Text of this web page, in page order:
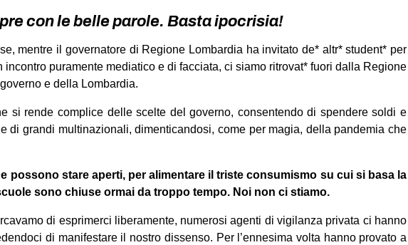
con le belle parole. Basta ipocrisia!
mentre il governatore di Regione Lombardia ha invitato de* altr* student* per
incontro puramente mediatico e di facciata, ci siamo ritrovat* fuori dalla Regione
e della Lombardia.
si rende complice delle scelte del governo, consentendo di spendere soldi e
di grandi multinazionali, dimenticandosi, come per magia, della pandemia che
possono stare aperti, per alimentare il triste consumismo su cui si basa la
sono chiuse ormai da troppo tempo. Noi non ci stiamo.
di esprimerci liberamente, numerosi agenti di vigilanza privata ci hanno
di manifestare il nostro dissenso. Per l’ennesima volta hanno provato a